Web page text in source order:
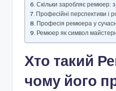
Скільки заробляє ремюер:
Професійні перспективи і
Професія ремюера у
Ремюер як символ
Хто такий
чому його